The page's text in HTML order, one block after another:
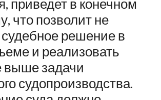
приведет в конечном
что позволит не
решение в
и реализовать
выше задачи
судопроизводства.